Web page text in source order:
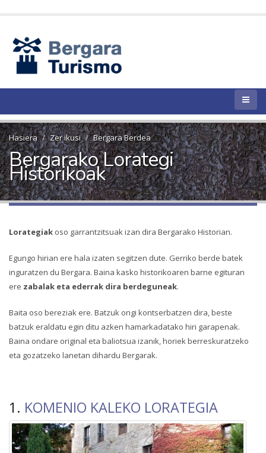
Hasiera Zer ikusi Bergara Berdea
Bergarako Lorategi
Historikoak
Lorategiak oso garrantzitsuak izan dira Bergarako Historian.
Egungo hirian ere hala izaten segitzen dute. Gerriko berde batek
inguratzen du Bergara. Baina kasko historikoaren barne egituran
ere zabalak eta ederrak dira berdeguneak.
Baita oso bereziak ere. Batzuk ongi kontserbatzen dira, beste
batzuk eraldatu egin ditu azken hamarkadatako hiri garapenak.
Baina ondare original eta baliotsua izanik, horiek berreskuratzeko
eta gozatzeko lanetan dihardu Bergarak.
1. KOMENIO KALEKO LORATEGIA